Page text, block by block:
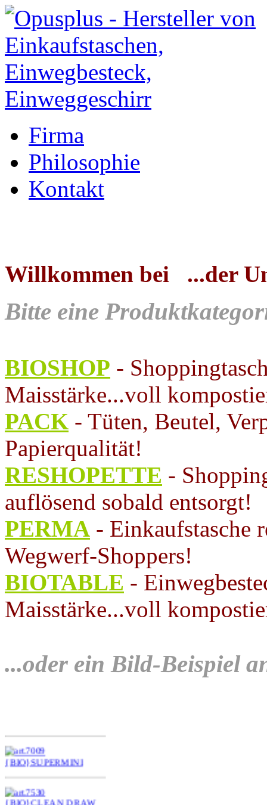
Firma
Philosophie
Kontakt
Willkommen bei ...der
Bitte eine
BIOSHOP -
Maisstärke...voll
PACK - Tüten, Beutel,
Papierqualität!
RESHOPETTE -
auflösend sobald entsorgt!
PERMA - Einkaufstasche
Wegwerf-Shoppers!
BIOTABLE -
Maisstärke...voll
...oder ein Bild-Beispiel